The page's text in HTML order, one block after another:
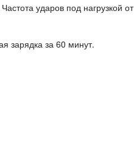
ударов под нагрузкой от
зарядка за 60 минут.